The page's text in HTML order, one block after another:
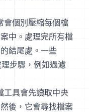
會個別壓縮每個檔
中。處理完所有檔
結尾處。一些
步驟，例如過濾
工具會先讀取中央
後，它會尋找檔案